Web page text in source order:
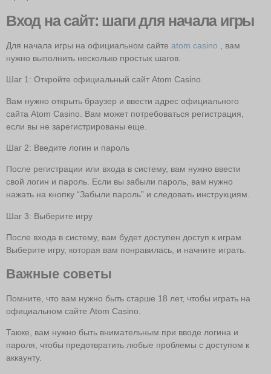
Вход на сайт: шаги для начала игры
Для начала игры на официальном сайте atom casino , вам
нужно выполнить несколько простых шагов.
Шаг 1: Откройте официальный сайт Atom Casino
Вам нужно открыть браузер и ввести адрес официального
сайта Atom Casino. Вам может потребоваться регистрация,
если вы не зарегистрированы еще.
Шаг 2: Введите логин и пароль
После регистрации или входа в систему, вам нужно ввести
свой логин и пароль. Если вы забыли пароль, вам нужно
нажать на кнопку “Забыли пароль” и следовать инструкциям.
Шаг 3: Выберите игру
После входа в систему, вам будет доступен доступ к играм.
Выберите игру, которая вам понравилась, и начните играть.
Важные советы
Помните, что вам нужно быть старше 18 лет, чтобы играть на
официальном сайте Atom Casino.
Также, вам нужно быть внимательным при вводе логина и
пароля, чтобы предотвратить любые проблемы с доступом к
аккаунту.